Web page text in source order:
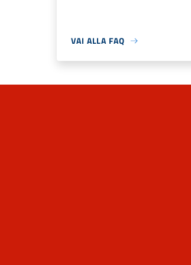
VAI ALLA FAQ